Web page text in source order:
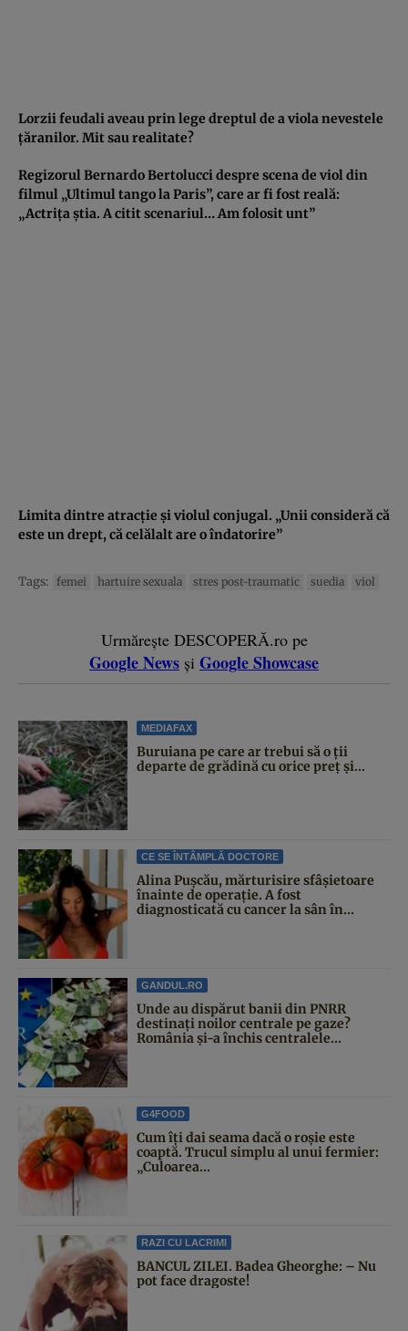
Lorzii feudali aveau prin lege dreptul de a viola nevestele
ţăranilor. Mit sau realitate?
Regizorul Bernardo Bertolucci despre scena de viol din
filmul „Ultimul tango la Paris”, care ar fi fost reală:
„Actriţa ştia. A citit scenariul… Am folosit unt”
Limita dintre atracţie şi violul conjugal. „Unii consideră că
este un drept, că celălalt are o îndatorire”
Tags: femei hartuire sexuala stres post-traumatic suedia viol
Urmărește DESCOPERĂ.ro pe
Google News și Google Showcase
MEDIAFAX
Buruiana pe care ar trebui să o ții
departe de grădină cu orice preț și...
CE SE ÎNTÂMPLĂ DOCTORE
Alina Pușcău, mărturisire sfâșietoare
înainte de operație. A fost
diagnosticată cu cancer la sân în...
GANDUL.RO
Unde au dispărut banii din PNRR
destinați noilor centrale pe gaze?
România și-a închis centralele...
G4FOOD
Cum îți dai seama dacă o roșie este
coaptă. Trucul simplu al unui fermier:
„Culoarea...
RAZI CU LACRIMI
BANCUL ZILEI. Badea Gheorghe: – Nu
pot face dragoste!